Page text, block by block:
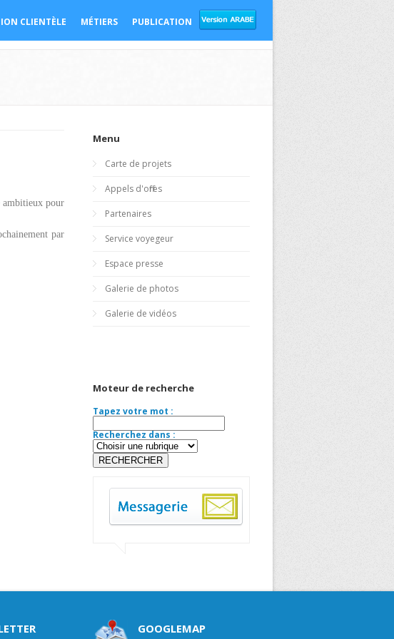
CLIENTÈLE MÉTIERS PUBLICATION
ambitieux pour
par
Menu
Carte de projets
Appels d'offres
Partenaires
Service voyegeur
Espace presse
Galerie de photos
Galerie de vidéos
Moteur de recherche
Tapez votre mot :
Recherchez dans :
GOOGLEMAP